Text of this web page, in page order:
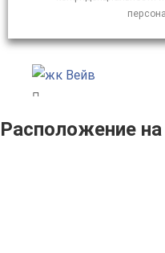
Расположение на